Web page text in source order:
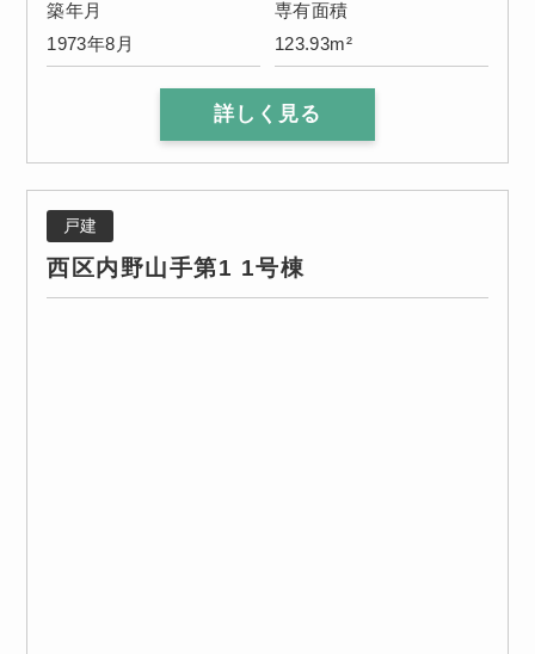
築年月
1973年8月
専有面積
123.93m²
詳しく見る
戸建
西区内野山手第1 1号棟